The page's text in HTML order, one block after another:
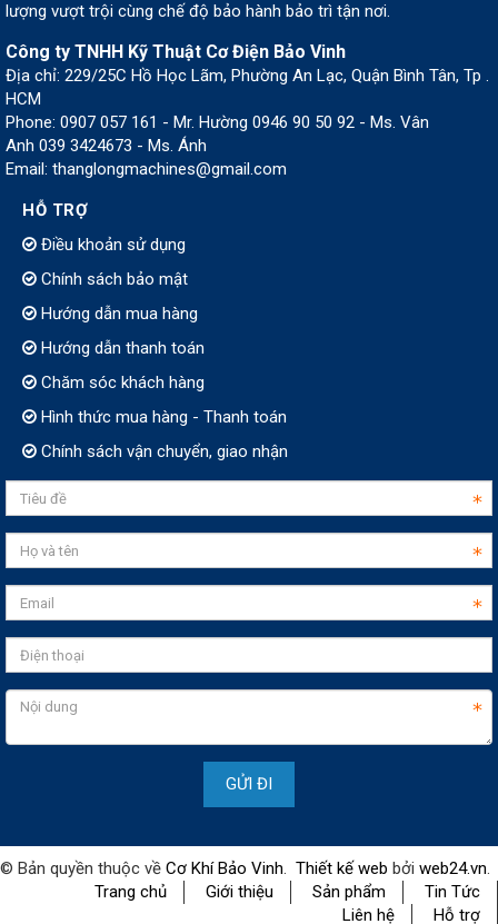
lượng vượt trội cùng chế độ bảo hành bảo trì tận nơi.
Công ty TNHH Kỹ Thuật Cơ Điện Bảo Vinh
Địa chỉ: 229/25C Hồ Học Lãm, Phường An Lạc, Quận Bình Tân, Tp .
HCM
Phone: 0907 057 161 - Mr. Hường 0946 90 50 92 - Ms. Vân
Anh 039 3424673 - Ms. Ánh
Email: thanglongmachines@gmail.com
HỖ TRỢ
Điều khoản sử dụng
Chính sách bảo mật
Hướng dẫn mua hàng
Hướng dẫn thanh toán
Chăm sóc khách hàng
Hình thức mua hàng - Thanh toán
Chính sách vận chuyển, giao nhận
© Bản quyền thuộc về Cơ Khí Bảo Vinh. Thiết kế web bởi web24.vn.
Trang chủ
Giới thiệu Sản phẩm
Tin Tức
Liên hệ
Hỗ trợ